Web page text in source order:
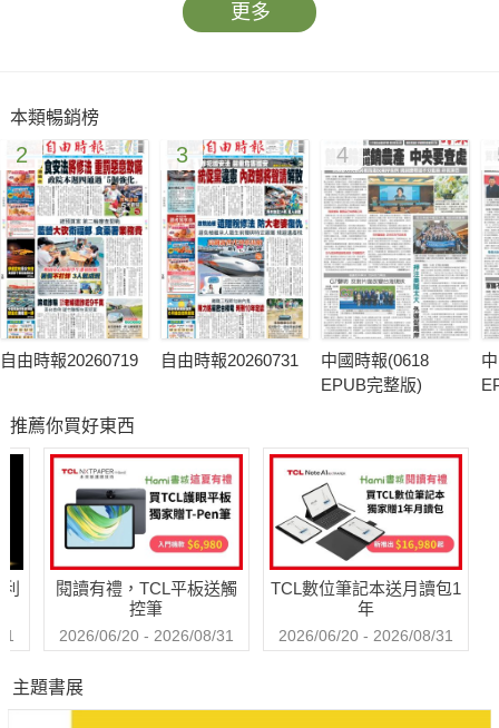
更多
本類暢銷榜
2
自由時報20260719
3
自由時報20260731
4
中國時報(0618
EPUB完整版)
推薦你買好東西
閱讀有禮，TCL平板送觸
控筆
2026/06/20 - 2026/08/31
TCL數位筆記本送月讀包1
年
2026/06/20 - 2026/08/31
主題書展